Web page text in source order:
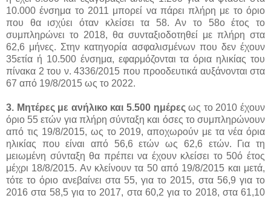
10.000 ένσημα το 2011 μπορεί να πάρει πλήρη με το όριο
που θα ισχύει όταν κλείσει τα 58. Αν το 58ο έτος το
συμπληρώνει το 2018, θα συνταξιοδοτηθεί με πλήρη στα
62,6 μήνες. Στην κατηγορία ασφαλισμένων που δεν έχουν
35ετία ή 10.500 ένσημα, εφαρμόζονται τα όρια ηλικίας του
πίνακα 2 του ν. 4336/2015 που προοδευτικά αυξάνονται στα
67 από 19/8/2015 ως το 2022.
3. Mητέρες με ανήλικο και 5.500 ημέρες ως το 2010 έχουν
όριο 55 ετών για πλήρη σύνταξη και όσες το συμπληρώνουν
από τις 19/8/2015, ως το 2019, αποχωρούν με τα νέα όρια
ηλικίας που είναι από 56,6 ετών ως 62,6 ετών. Για τη
μειωμένη σύνταξη θα πρέπει να έχουν κλείσει το 50ό έτος
μέχρι 18/8/2015. Αν κλείνουν τα 50 από 19/8/2015 και μετά,
τότε το όριο ανεβαίνει στα 55, για το 2015, στα 56,9 για το
2016 στα 58,5 για το 2017, στα 60,2 για το 2018, στα 61,10